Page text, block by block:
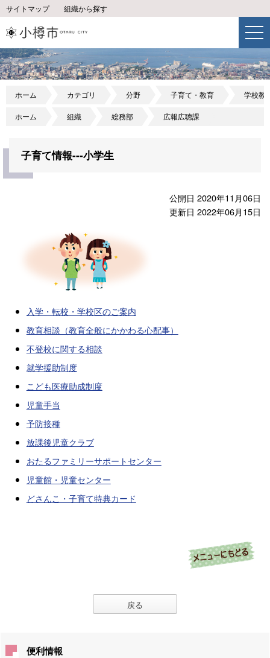
サイトマップ 組織から探す
ホーム カテゴリ 分野 子育て・教育 学校教
ホーム 組織 総務部 広報広聴課
子育て情報---小学生
公開日 2020年11月06日
更新日 2022年06月15日
入学・転校・学校区のご案内
教育相談（教育全般にかかわる心配事）
不登校に関する相談
就学援助制度
こども医療助成制度
児童手当
予防接種
放課後児童クラブ
おたるファミリーサポートセンター
児童館・児童センター
どさんこ・子育て特典カード
戻る
便利情報